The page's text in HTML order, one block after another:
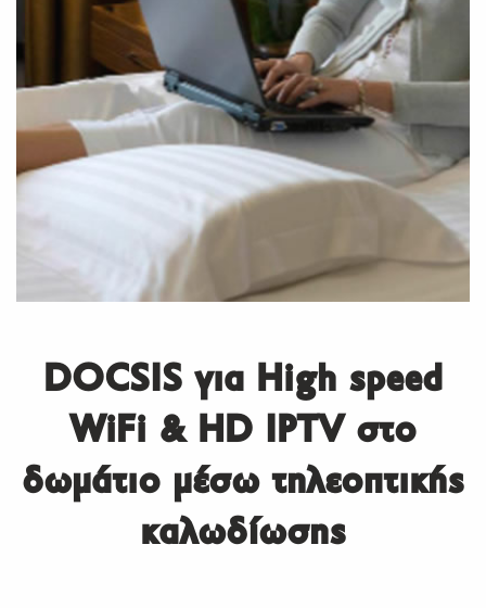
DOCSIS για High speed
WiFi & HD IPTV στο
δωμάτιο μέσω τηλεοπτικής
καλωδίωσης